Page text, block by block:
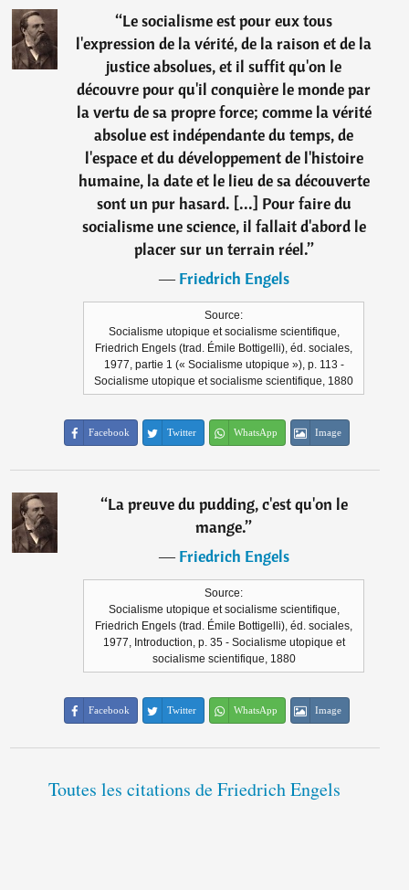
“Le socialisme est pour eux tous
l'expression de la vérité, de la raison et de la
justice absolues, et il suffit qu'on le
découvre pour qu'il conquière le monde par
la vertu de sa propre force; comme la vérité
absolue est indépendante du temps, de
l'espace et du développement de l'histoire
humaine, la date et le lieu de sa découverte
sont un pur hasard. [...] Pour faire du
socialisme une science, il fallait d'abord le
placer sur un terrain réel.”
―Friedrich Engels
Source:
Socialisme utopique et socialisme scientifique,
Friedrich Engels (trad. Émile Bottigelli), éd. sociales,
1977, partie 1 (« Socialisme utopique »), p. 113 -
Socialisme utopique et socialisme scientifique, 1880
Facebook Twitter WhatsApp Image
“La preuve du pudding, c'est qu'on le
mange.”
―Friedrich Engels
Source:
Socialisme utopique et socialisme scientifique,
Friedrich Engels (trad. Émile Bottigelli), éd. sociales,
1977, Introduction, p. 35 - Socialisme utopique et
socialisme scientifique, 1880
Facebook Twitter WhatsApp Image
Toutes les citations de Friedrich Engels